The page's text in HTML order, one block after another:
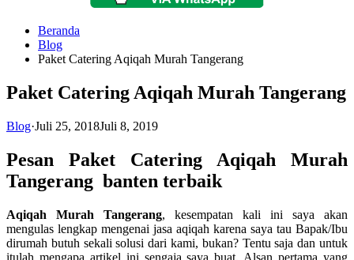
Beranda
Blog
Paket Catering Aqiqah Murah Tangerang
Paket Catering Aqiqah Murah Tangerang
Blog·Juli 25, 2018Juli 8, 2019
Pesan Paket Catering Aqiqah Murah
Tangerang banten terbaik
Aqiqah Murah Tangerang, kesempatan kali ini saya akan
mengulas lengkap mengenai jasa aqiqah karena saya tau Bapak/Ibu
dirumah butuh sekali solusi dari kami, bukan? Tentu saja dan untuk
itulah mengapa artikel ini sengaja saya buat. Alsan pertama yang